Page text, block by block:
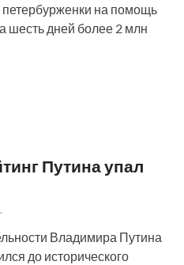
на помощь
шесть дней более 2 млн
Путина упал
Владимира Путина
до исторического